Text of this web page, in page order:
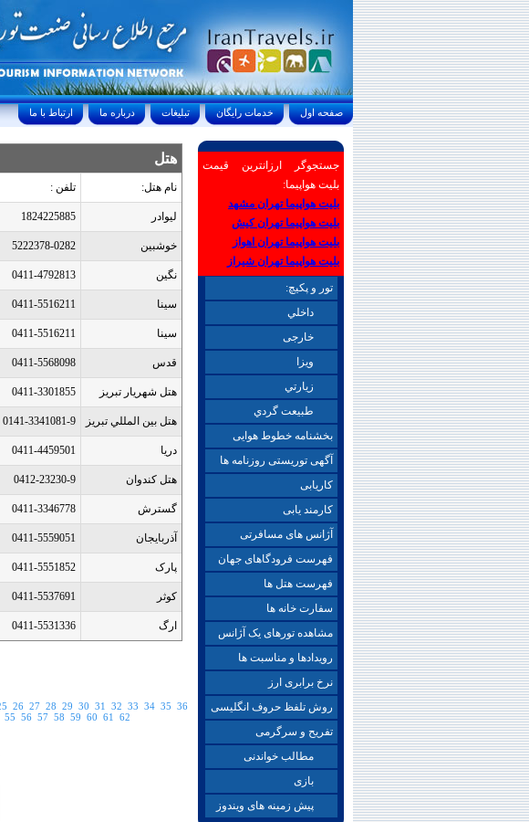
ارتباط با ما درباره ما تبليغات خدمات رايگان صفحه اول
هتل
نام هتل: تلفن :
ليوادر 1824225885
خوشبين 5222378-0282
نگین 0411-4792813
سینا 0411-5516211
سینا 0411-5516211
قدس 0411-5568098
هتل شهريار تبريز 0411-3301855
هتل بين المللي تبريز 0141-3341081-9
دريا 0411-4459501
هتل كندوان 0412-23230-9
گسترش 0411-3346778
آذربایجان 0411-5559051
پارک 0411-5551852
کوثر 0411-5537691
ارگ 0411-5531336
26 27 28 29 30 31 32 33 34 35 36
55 56 57 58 59 60 61 62
جستجوگر ارزانترین قیمت
بلیت هواپیما:
بلیت هواپیما تهران مشهد
بلیت هواپیما تهران کیش
بلیت هواپیما تهران اهواز
بلیت هواپیما تهران شیراز
تور و پکیچ:
داخلي
خارجی
ويزا
زيارتي
طبيعت گردي
بخشنامه خطوط هوایی
آگهی توریستی روزنامه ها
کاریابی
کارمند یابی
آژانس های مسافرتی
فهرست فرودگاهای جهان
فهرست هتل ها
سفارت خانه ها
مشاهده تورهای یک آژانس
رویدادها و مناسبت ها
نرخ برابری ارز
روش تلفظ حروف انگلیسی
تفریح و سرگرمی
مطالب خواندنی
بازی
پیش زمینه های ویندوز